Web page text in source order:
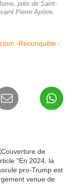
près de Saint-
Pierre Apôtre.
-Reconquête -